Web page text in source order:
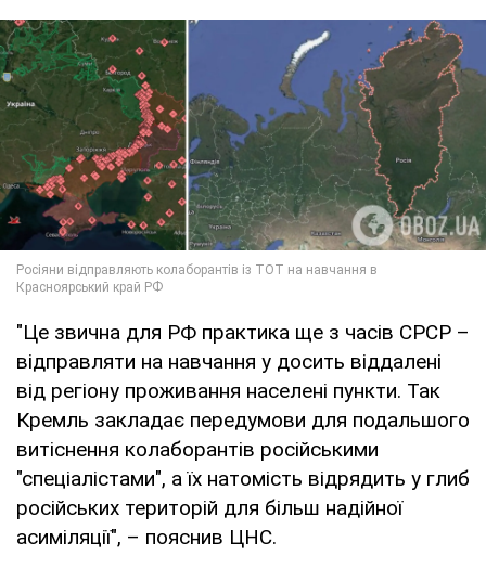
"Це звична для РФ практика ще з часів СРСР –
відправляти на навчання у досить віддалені
від регіону проживання населені пункти. Так
Кремль закладає передумови для подальшого
витіснення колаборантів російськими
"спеціалістами", а їх натомість відрядить у глиб
російських територій для більш надійної
асиміляції", – пояснив ЦНС.